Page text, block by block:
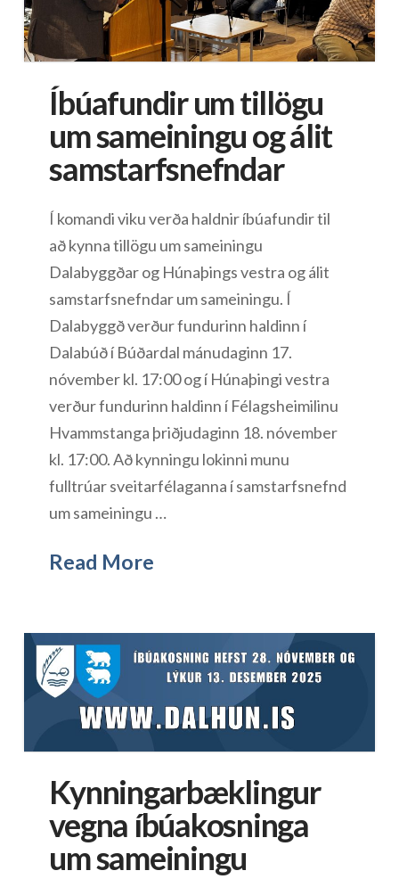
Íbúafundir um tillögu
um sameiningu og álit
samstarfsnefndar
Í komandi viku verða haldnir íbúafundir til
að kynna tillögu um sameiningu
Dalabyggðar og Húnaþings vestra og álit
samstarfsnefndar um sameiningu. Í
Dalabyggð verður fundurinn haldinn í
Dalabúð í Búðardal mánudaginn 17.
nóvember kl. 17:00 og í Húnaþingi vestra
verður fundurinn haldinn í Félagsheimilinu
Hvammstanga þriðjudaginn 18. nóvember
kl. 17:00. Að kynningu lokinni munu
fulltrúar sveitarfélaganna í samstarfsnefnd
um sameiningu …
Read More
Kynningarbæklingur
vegna íbúakosninga
um sameiningu